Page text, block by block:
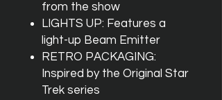
from the show
LIGHTS UP: Features a
light-up Beam Emitter
RETRO PACKAGING:
Inspired by the Original Star
Trek series